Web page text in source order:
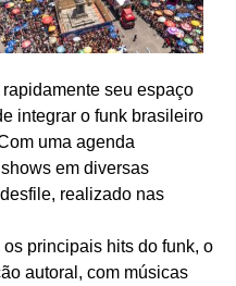
seu espaço
integrar o funk brasileiro
uma agenda
em diversas
realizado nas
principais hits do funk, o
autoral, com músicas